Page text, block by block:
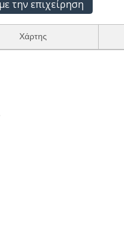
την επιχείρηση
Χάρτης